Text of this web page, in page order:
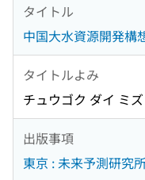
タイトル
中国大水資源開発構
タイトルよみ
チュウゴク ダイ ミ
出版事項
東京 : 未来予測研究